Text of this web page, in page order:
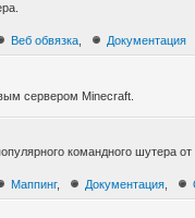
Веб обвязка Документация
сервером Minecraft.
командного шутера от
Маппинг, Документация